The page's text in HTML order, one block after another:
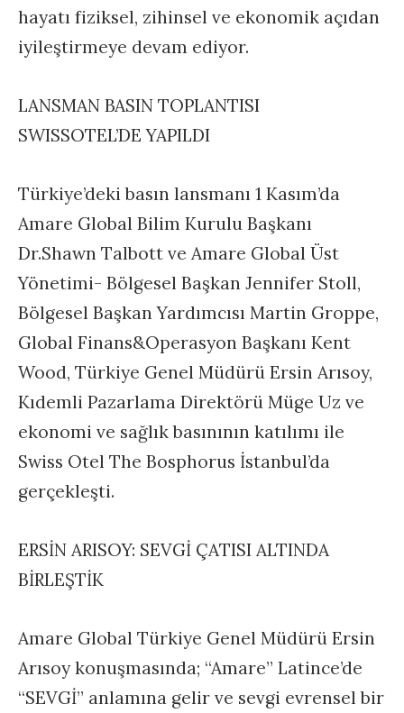
hayatı fiziksel, zihinsel ve ekonomik açıdan
iyileştirmeye devam ediyor.
LANSMAN BASIN TOPLANTISI
SWISSOTEL’DE YAPILDI
Türkiye’deki basın lansmanı 1 Kasım’da
Amare Global Bilim Kurulu Başkanı
Dr.Shawn Talbott ve Amare Global Üst
Yönetimi- Bölgesel Başkan Jennifer Stoll,
Bölgesel Başkan Yardımcısı Martin Groppe,
Global Finans&Operasyon Başkanı Kent
Wood, Türkiye Genel Müdürü Ersin Arısoy,
Kıdemli Pazarlama Direktörü Müge Uz ve
ekonomi ve sağlık basınının katılımı ile
Swiss Otel The Bosphorus İstanbul’da
gerçekleşti.
ERSİN ARISOY: SEVGİ ÇATISI ALTINDA
BİRLEŞTİK
Amare Global Türkiye Genel Müdürü Ersin
Arısoy konuşmasında; “Amare” Latince’de
“SEVGİ” anlamına gelir ve sevgi evrensel bir